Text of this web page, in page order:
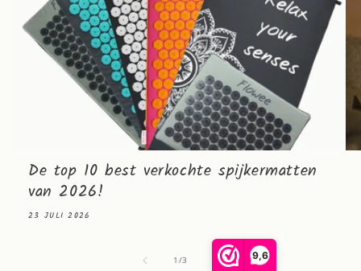
9,6
De top 10 best verkochte spijkermatten
van 2026!
23 JULI 2026
1 /van
3